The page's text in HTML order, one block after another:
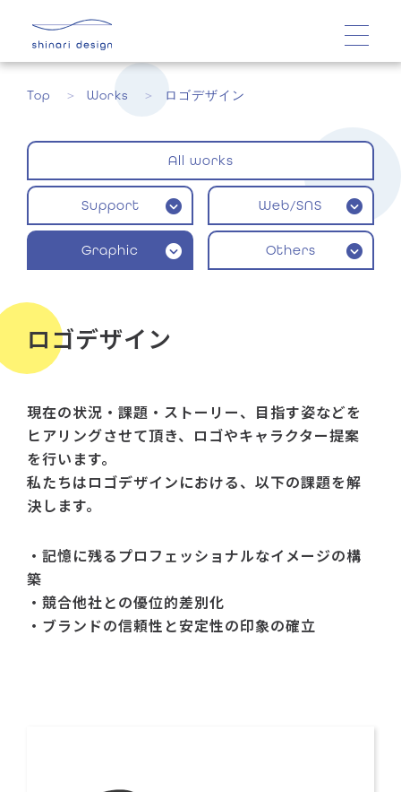
Top Works ロゴデザイン
All works
Support Web/SNS
Graphic Others
ロゴデザイン
現在の状況・課題・ストーリー、目指す姿などを
ヒアリングさせて頂き、ロゴやキャラクター提案
を行います。
私たちはロゴデザインにおける、以下の課題を解
決します。
・記憶に残るプロフェッショナルなイメージの構
築
・競合他社との優位的差別化
・ブランドの信頼性と安定性の印象の確立